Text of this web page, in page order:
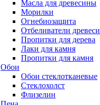
Масла для древесины
Морилки
Огнебиозащита
Отбеливатели
Пропитки для дерева
Лаки для камня
Пропитки для камня
Обои
Обои стеклотканевые
Стеклохолст
Флизелин